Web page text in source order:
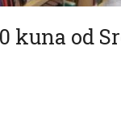
kuna od